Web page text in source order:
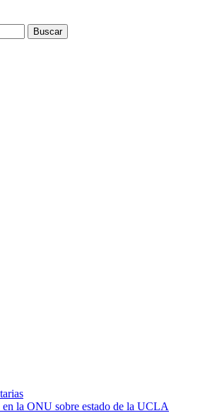
la ONU sobre estado de la UCLA